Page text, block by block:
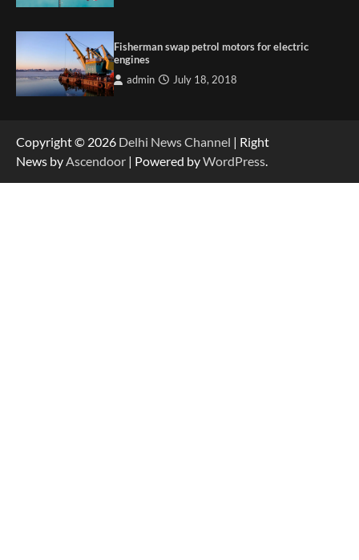
Fisherman swap petrol motors for electric
engines
admin July 18, 2018
Copyright © 2026 Delhi News Channel | Right
News byAscendoor | Powered byWordPress.